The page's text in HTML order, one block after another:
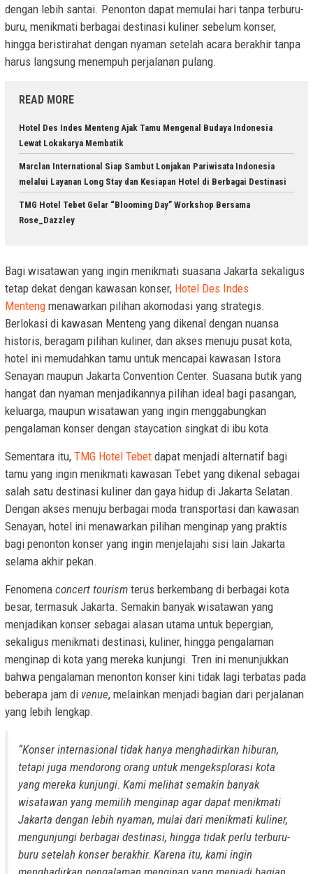
dengan lebih santai. Penonton dapat memulai hari tanpa terburu-
buru, menikmati berbagai destinasi kuliner sebelum konser,
hingga beristirahat dengan nyaman setelah acara berakhir tanpa
harus langsung menempuh perjalanan pulang.
READ MORE
Hotel Des Indes Menteng Ajak Tamu Mengenal Budaya Indonesia
Lewat Lokakarya Membatik
Marclan International Siap Sambut Lonjakan Pariwisata Indonesia
melalui Layanan Long Stay dan Kesiapan Hotel di Berbagai Destinasi
TMG Hotel Tebet Gelar “Blooming Day” Workshop Bersama
Rose_Dazzley
Bagi wisatawan yang ingin menikmati suasana Jakarta sekaligus
tetap dekat dengan kawasan konser, Hotel Des Indes
Menteng menawarkan pilihan akomodasi yang strategis.
Berlokasi di kawasan Menteng yang dikenal dengan nuansa
historis, beragam pilihan kuliner, dan akses menuju pusat kota,
hotel ini memudahkan tamu untuk mencapai kawasan Istora
Senayan maupun Jakarta Convention Center. Suasana butik yang
hangat dan nyaman menjadikannya pilihan ideal bagi pasangan,
keluarga, maupun wisatawan yang ingin menggabungkan
pengalaman konser dengan staycation singkat di ibu kota.
Sementara itu, TMG Hotel Tebet dapat menjadi alternatif bagi
tamu yang ingin menikmati kawasan Tebet yang dikenal sebagai
salah satu destinasi kuliner dan gaya hidup di Jakarta Selatan.
Dengan akses menuju berbagai moda transportasi dan kawasan
Senayan, hotel ini menawarkan pilihan menginap yang praktis
bagi penonton konser yang ingin menjelajahi sisi lain Jakarta
selama akhir pekan.
Fenomena concert tourism terus berkembang di berbagai kota
besar, termasuk Jakarta. Semakin banyak wisatawan yang
menjadikan konser sebagai alasan utama untuk bepergian,
sekaligus menikmati destinasi, kuliner, hingga pengalaman
menginap di kota yang mereka kunjungi. Tren ini menunjukkan
bahwa pengalaman menonton konser kini tidak lagi terbatas pada
beberapa jam di venue, melainkan menjadi bagian dari perjalanan
yang lebih lengkap.
“Konser internasional tidak hanya menghadirkan hiburan,
tetapi juga mendorong orang untuk mengeksplorasi kota
yang mereka kunjungi. Kami melihat semakin banyak
wisatawan yang memilih menginap agar dapat menikmati
Jakarta dengan lebih nyaman, mulai dari menikmati kuliner,
mengunjungi berbagai destinasi, hingga tidak perlu terburu-
buru setelah konser berakhir. Karena itu, kami ingin